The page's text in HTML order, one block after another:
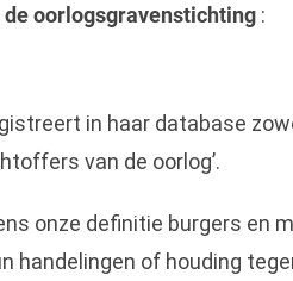
oorlogsgravenstichting:
in haar database
van de oorlog’.
onze definitie burgers en
handelingen of houding